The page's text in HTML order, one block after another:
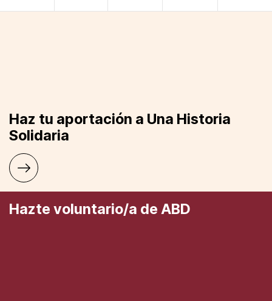
Haz tu aportación a Una Historia
Solidaria
Hazte voluntario/a de ABD